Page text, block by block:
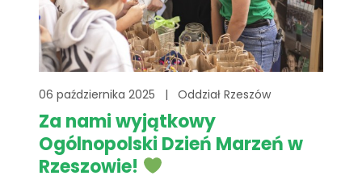
06 października 2025 | Oddział Rzeszów
Za nami wyjątkowy
Ogólnopolski Dzień Marzeń w
Rzeszowie!